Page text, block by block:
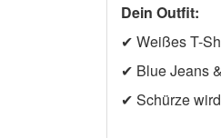
Dein Outfit:
✔ Weißes T-
✔ Blue Jeans
✔ Schürze